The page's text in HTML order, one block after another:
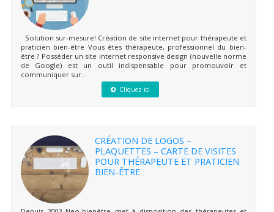
Solution sur-mesure! Création de site internet pour thérapeute et
praticien bien-être Vous êtes thérapeute, professionnel du bien-
être ? Posséder un site internet responsive design (nouvelle norme
de Google) est un outil indispensable pour promouvoir et
communiquer sur...
Cliquez ici
CRÉATION DE LOGOS –
PLAQUETTES – CARTE DE VISITES
POUR THÉRAPEUTE ET PRATICIEN
BIEN-ÊTRE